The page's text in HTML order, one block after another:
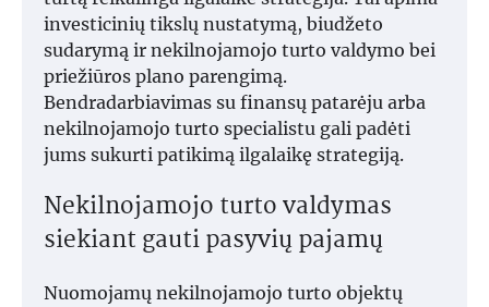
investicinių tikslų nustatymą, biudžeto
sudarymą ir nekilnojamojo turto valdymo bei
priežiūros plano parengimą.
Bendradarbiavimas su finansų patarėju arba
nekilnojamojo turto specialistu gali padėti
jums sukurti patikimą ilgalaikę strategiją.
Nekilnojamojo turto valdymas
siekiant gauti pasyvių pajamų
Nuomojamų nekilnojamojo turto objektų